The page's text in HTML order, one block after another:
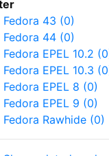
Fedora 43 (0)
Fedora 44 (0)
Fedora EPEL 10.2
Fedora EPEL 10.3
Fedora EPEL 8 (0)
Fedora EPEL 9 (0)
Fedora Rawhide (0)